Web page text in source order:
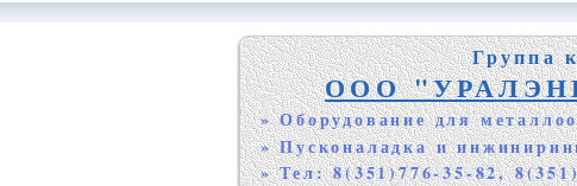
Группа
ООО
» Оборудование для
» Пусконаладка и
» Тел: 8(351)776-35-82,